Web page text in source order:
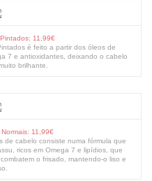
11,99€
é feito a partir dos óleos de
7 e antioxidantes, deixando o cabelo
brilhante.
11,99€
de cabelo consiste numa fórmula que
ricos em Omega 7 e lipídios, que
o frisado, mantendo-o liso e